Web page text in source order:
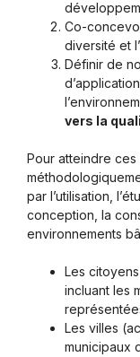
Co-
diversité et
Définir de
vers la
Pour atteindre
par l’utilisation,
conception, la
environnements
Les
incluant les
Les villes
municipaux